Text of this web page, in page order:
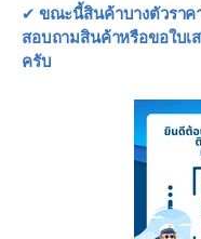
✔ ขณะนี้สินค้าบางตัวราค
สอบถามสินค้าหรือขอใบเ
ครับ